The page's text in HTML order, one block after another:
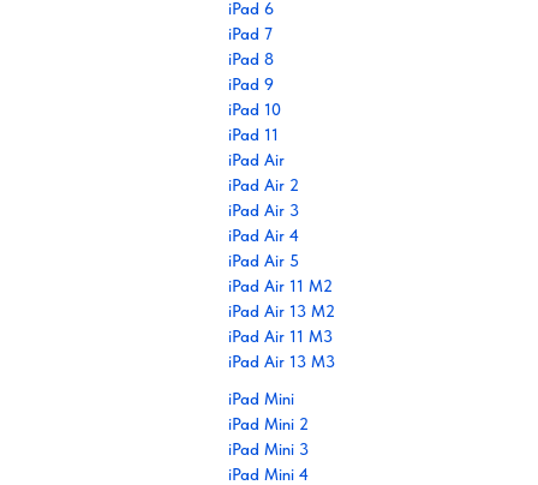
iPad 6
iPad 7
iPad 8
iPad 9
iPad 10
iPad 11
iPad Air
iPad Air 2
iPad Air 3
iPad Air 4
iPad Air 5
iPad Air 11 M2
iPad Air 13 M2
iPad Air 11 M3
iPad Air 13 M3
iPad Mini
iPad Mini 2
iPad Mini 3
iPad Mini 4